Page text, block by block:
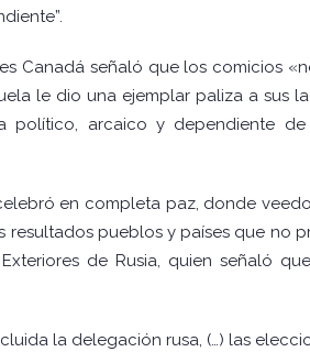
Canadá señaló que los comicios
le dio una ejemplar paliza a sus
arcaico y dependiente de
en completa paz, donde
pueblos y países que no
de Rusia, quien señaló
la delegación rusa, (…) las